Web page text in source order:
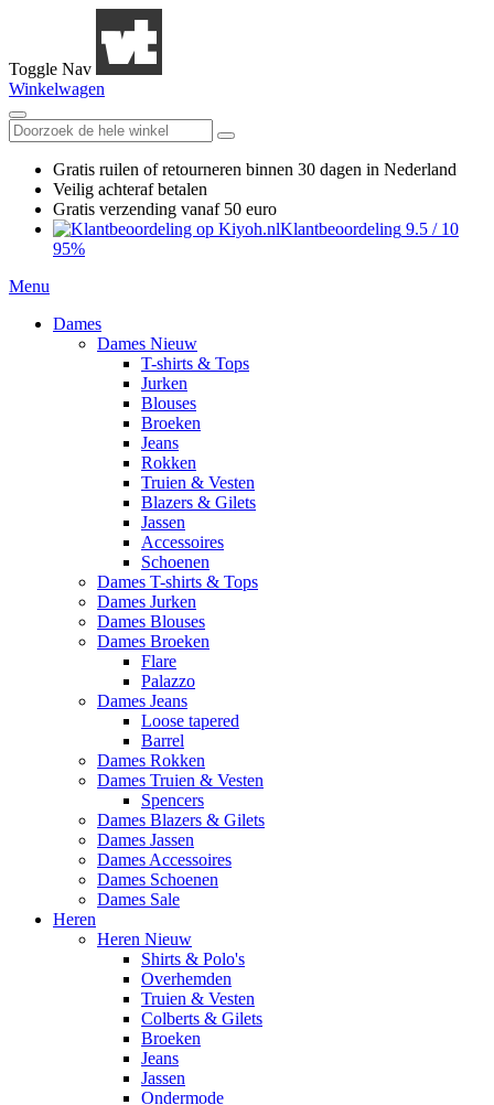
Toggle Nav
Winkelwagen
Gratis ruilen of retourneren binnen 30 dagen in Nederland
Veilig achteraf betalen
Gratis verzending vanaf 50 euro
Klantbeoordeling 9.5 / 10
95%
Menu
Dames
Dames Nieuw
T-shirts & Tops
Jurken
Blouses
Broeken
Jeans
Rokken
Truien & Vesten
Blazers & Gilets
Jassen
Accessoires
Schoenen
Dames T-shirts & Tops
Dames Jurken
Dames Blouses
Dames Broeken
Flare
Palazzo
Dames Jeans
Loose tapered
Barrel
Dames Rokken
Dames Truien & Vesten
Spencers
Dames Blazers & Gilets
Dames Jassen
Dames Accessoires
Dames Schoenen
Dames Sale
Heren
Heren Nieuw
Shirts & Polo's
Overhemden
Truien & Vesten
Colberts & Gilets
Broeken
Jeans
Jassen
Ondermode